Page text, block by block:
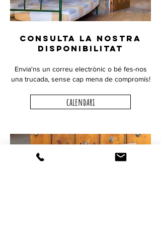
CONSULTA LA NOSTRA
DISPONIBILITAT
Envia'ns un correu electrònic o bé fes-nos
una trucada, sense cap mena de compromís!
calendari